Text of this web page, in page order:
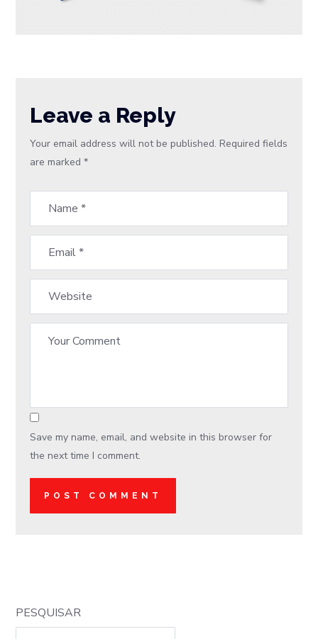
Leave a Reply
Your email address will not be published. Required fields
are marked*
Save my name, email, and website in this browser for
the next time I comment.
PESQUISAR